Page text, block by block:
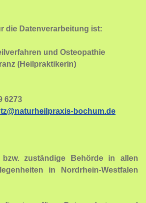
die Datenverarbeitung ist:
und Osteopathie
(Heilpraktikerin)
6273
bochum.de
bzw. zuständige Behörde in allen
in Nordrhein-Westfalen